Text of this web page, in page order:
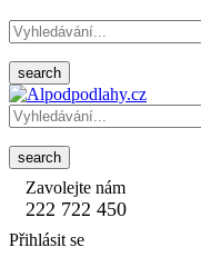
search
search
Zavolejte nám
222 722 450
Přihlásit se